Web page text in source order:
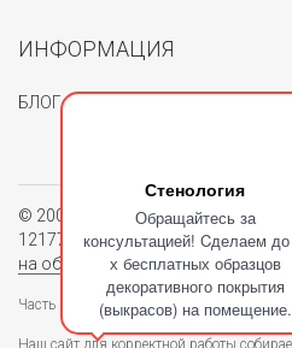
Стенология
Обращайтесь за
консультацией! Cделаем
х бесплатных образцов
декоративного покрытия
(выкрасов) на помещение.
ИНФОРМАЦИЯ
БЛОГ
© 2004 - 2026. Группа компаний
1217700062150.Политика
на обработку персональных
Часть изображений, используемых в
Наш сайт для корректной работы